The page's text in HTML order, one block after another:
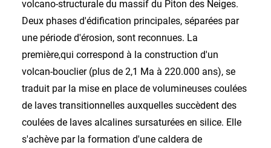
volcano-structurale du massif du Piton des Neiges.
Deux phases d'édification principales, séparées par
une période d'érosion, sont reconnues. La
première,qui correspond à la construction d'un
volcan-bouclier (plus de 2,1 Ma à 220.000 ans), se
traduit par la mise en place de volumineuses coulées
de laves transitionnelles auxquelles succèdent des
coulées de laves alcalines sursaturées en silice. Elle
s'achève par la formation d'une caldera de